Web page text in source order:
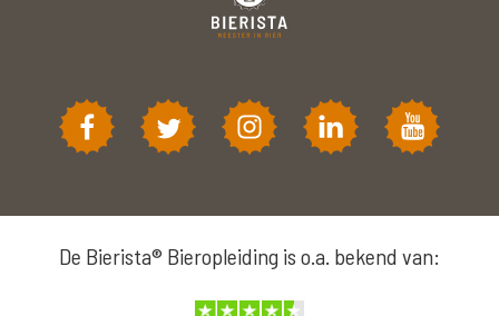
De Bierista® Bieropleiding is o.a. bekend van: